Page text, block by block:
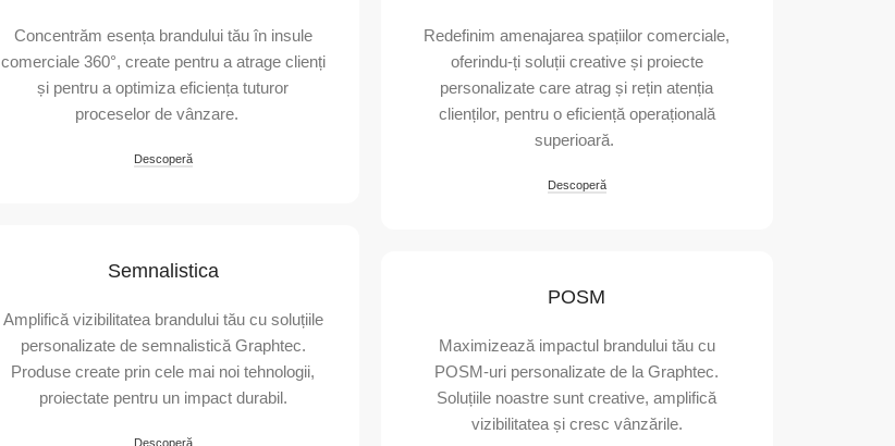
Concentrăm esența brandului tău în insule
comerciale 360°, create pentru a atrage clienți
și pentru a optimiza eficiența tuturor
proceselor de vânzare.
Descoperă
Semnalistica
Amplifică vizibilitatea brandului tău cu soluțiile
personalizate de semnalistică Graphtec.
Produse create prin cele mai noi tehnologii,
proiectate pentru un impact durabil.
Descoperă
Redefinim amenajarea spațiilor comerciale,
oferindu-ți soluții creative și proiecte
personalizate care atrag și rețin atenția
clienților, pentru o eficiență operațională
superioară.
Descoperă
POSM
Maximizează impactul brandului tău cu
POSM-uri personalizate de la Graphtec.
Soluțiile noastre sunt creative, amplifică
vizibilitatea și cresc vânzările.